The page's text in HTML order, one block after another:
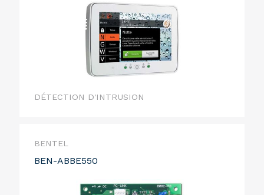
DÉTECTION D'INTRUSION
BENTEL
BEN-ABBE550